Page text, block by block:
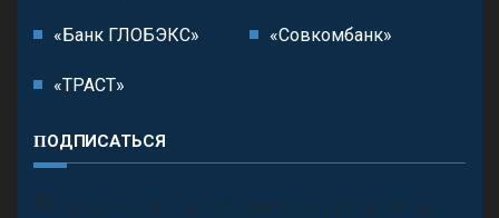
«Банк ГЛОБЭКС» «Совкомбанк»
«ТРАСТ»
ПОДПИСАТЬСЯ
П олучить последние обновления и предложения.